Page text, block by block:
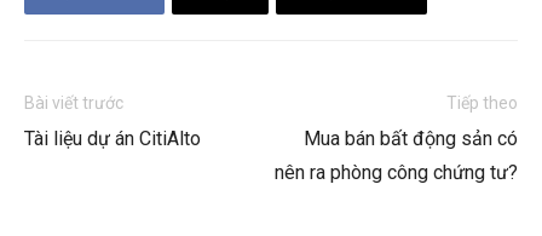
Bài viết trước
Tài liệu dự án CitiAlto
Tiếp theo
Mua bán bất động sản có
nên ra phòng công chứng tư?